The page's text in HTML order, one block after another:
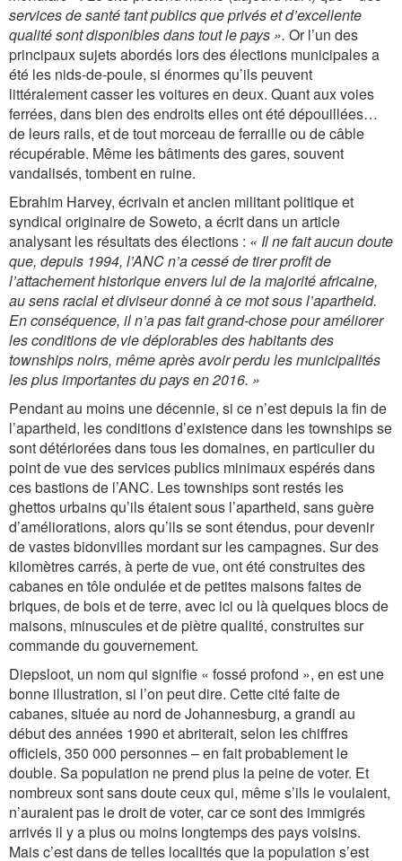
services de santé tant publics que privés et d’excellente
qualité sont disponibles dans tout le pays ». Or l’un des
principaux sujets abordés lors des élections municipales a
été les nids-de-poule, si énormes qu’ils peuvent
littéralement casser les voitures en deux. Quant aux voies
ferrées, dans bien des endroits elles ont été dépouillées…
de leurs rails, et de tout morceau de ferraille ou de câble
récupérable. Même les bâtiments des gares, souvent
vandalisés, tombent en ruine.
Ebrahim Harvey, écrivain et ancien militant politique et
syndical originaire de Soweto, a écrit dans un article
analysant les résultats des élections : « Il ne fait aucun doute
que, depuis 1994, l’ANC n’a cessé de tirer profit de
l’attachement historique envers lui de la majorité africaine,
au sens racial et diviseur donné à ce mot sous l’apartheid.
En conséquence, il n’a pas fait grand-chose pour améliorer
les conditions de vie déplorables des habitants des
townships noirs, même après avoir perdu les municipalités
les plus importantes du pays en 2016. »
Pendant au moins une décennie, si ce n’est depuis la fin de
l’apartheid, les conditions d’existence dans les townships se
sont détériorées dans tous les domaines, en particulier du
point de vue des services publics minimaux espérés dans
ces bastions de l’ANC. Les townships sont restés les
ghettos urbains qu’ils étaient sous l’apartheid, sans guère
d’améliorations, alors qu’ils se sont étendus, pour devenir
de vastes bidonvilles mordant sur les campagnes. Sur des
kilomètres carrés, à perte de vue, ont été construites des
cabanes en tôle ondulée et de petites maisons faites de
briques, de bois et de terre, avec ici ou là quelques blocs de
maisons, minuscules et de piètre qualité, construites sur
commande du gouvernement.
Diepsloot, un nom qui signifie « fossé profond », en est une
bonne illustration, si l’on peut dire. Cette cité faite de
cabanes, située au nord de Johannesburg, a grandi au
début des années 1990 et abriterait, selon les chiffres
officiels, 350 000 personnes – en fait probablement le
double. Sa population ne prend plus la peine de voter. Et
nombreux sont sans doute ceux qui, même s’ils le voulaient,
n’auraient pas le droit de voter, car ce sont des immigrés
arrivés il y a plus ou moins longtemps des pays voisins.
Mais c’est dans de telles localités que la population s’est